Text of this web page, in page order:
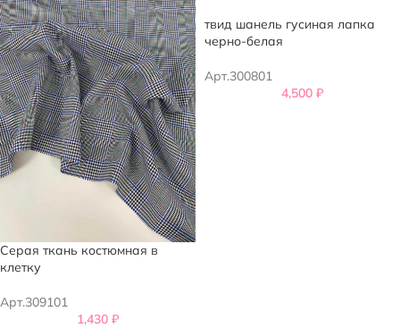
Серая ткань костюмная в
клетку
Арт.309101
1,430 ₽
твид шанель гусиная лапка
черно-белая
Арт.300801
4,500 ₽